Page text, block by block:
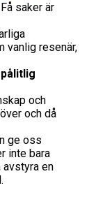
saker är
vanlig resenär,
och
och då
ge oss
inte bara
en